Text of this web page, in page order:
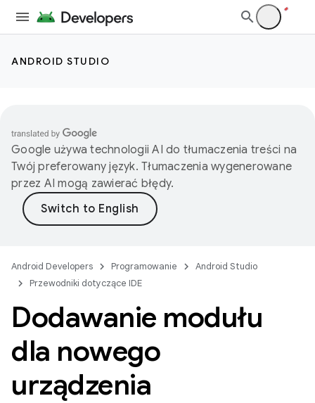
ANDROID STUDIO
Google używa technologii AI do tłumaczenia treści na
Twój preferowany język. Tłumaczenia wygenerowane
przez AI mogą zawierać błędy.
Android Developers Programowanie
Android Studio
Przewodniki dotyczące IDE
Dodawanie modułu
dla nowego
urządzenia